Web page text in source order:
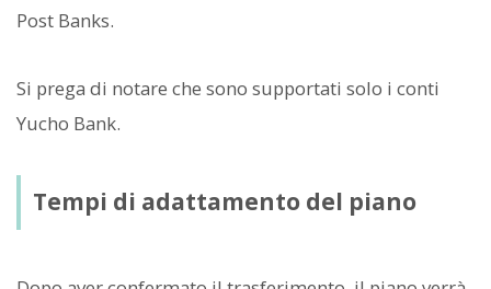
Post Banks.
Si prega di notare che sono supportati solo i conti
Yucho Bank.
Tempi di adattamento del piano